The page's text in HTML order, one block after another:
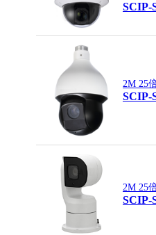
SCIP-
2M 25
SCIP-
2M 25
SCIP-